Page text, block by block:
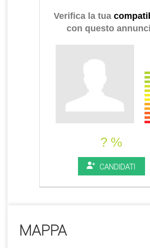
Verifica la tua
con questo
? %
CANDIDATI
MAPPA